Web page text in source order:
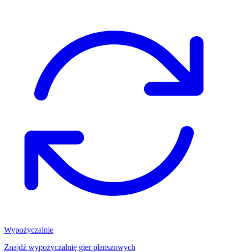
Wypożyczalnie
Znajdź wypożyczalnię gier planszowych